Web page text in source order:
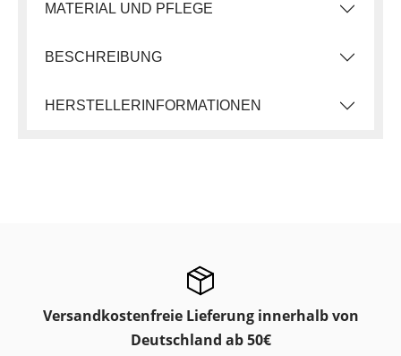
MATERIAL UND PFLEGE
BESCHREIBUNG
HERSTELLERINFORMATIONEN
Versandkostenfreie Lieferung innerhalb von
Deutschland ab 50€